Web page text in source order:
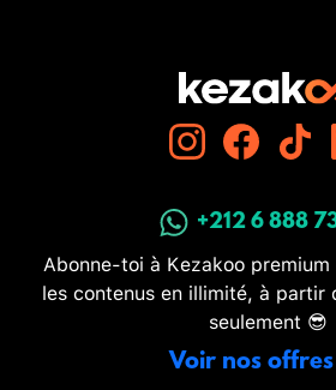
+212 6 888
Abonne-toi à Kezakoo
les contenus en illimité, à partir
seulement 😎
Voir nos offres